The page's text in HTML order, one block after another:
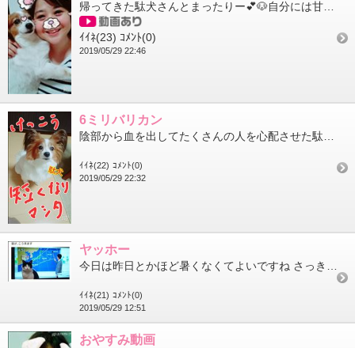
ｲｲﾈ(23) ｺﾒﾝﾄ(0)
2019/05/29 22:46
6ミリバリカン
ｲｲﾈ(22) ｺﾒﾝﾄ(0)
2019/05/29 22:32
ヤッホー
ｲｲﾈ(21) ｺﾒﾝﾄ(0)
2019/05/29 12:51
おやすみ動画